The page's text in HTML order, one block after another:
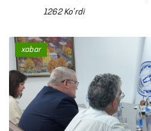
muassasalarga
1262 Ko'rdi
xabar